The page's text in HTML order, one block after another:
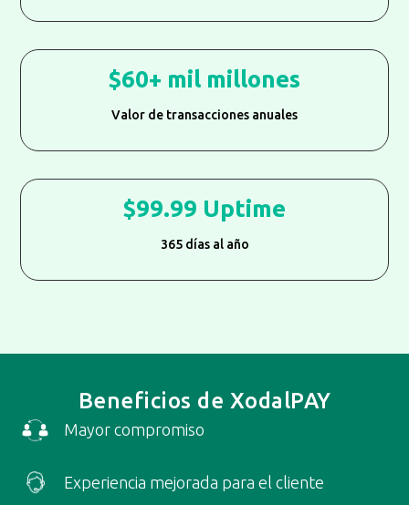
60+ mil millones
Valor de transacciones anuales
99.99 Uptime
365 días al año
Beneficios de XodalPAY
Mayor compromiso
Experiencia mejorada para el cliente